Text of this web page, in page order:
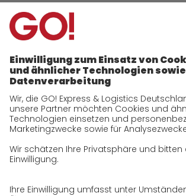
GO! Versandmaterial
Unternehmen
zukunftssichere Arbeitskultur bei GO!
Daten & Fakten
Historie
CSR
Qualität
Zertifizierungen
Referenzen
Auszeichnungen
Karriere